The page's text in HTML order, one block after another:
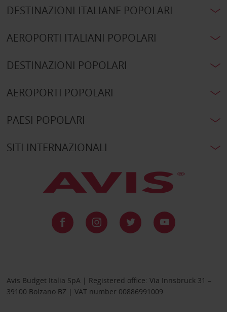
DESTINAZIONI ITALIANE POPOLARI
AEROPORTI ITALIANI POPOLARI
DESTINAZIONI POPOLARI
AEROPORTI POPOLARI
PAESI POPOLARI
SITI INTERNAZIONALI
Avis Budget Italia SpA | Registered office: Via Innsbruck 31 –
39100 Bolzano BZ | VAT number 00886991009